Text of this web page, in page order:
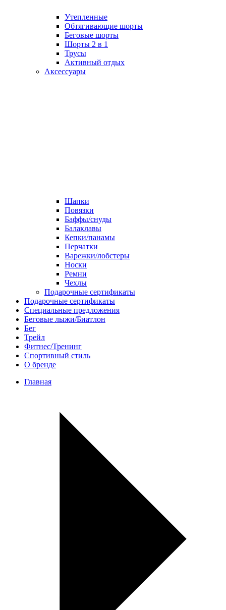
Утепленные
Обтягивающие шорты
Беговые шорты
Шорты 2 в 1
Трусы
Активный отдых
Аксессуары
Шапки
Повязки
Баффы/снуды
Балаклавы
Кепки/панамы
Перчатки
Варежки/лобстеры
Носки
Ремни
Чехлы
Подарочные сертификаты
Подарочные сертификаты
Специальные предложения
Беговые лыжи/Биатлон
Бег
Трейл
Фитнес/Тренинг
Спортивный стиль
О бренде
Главная